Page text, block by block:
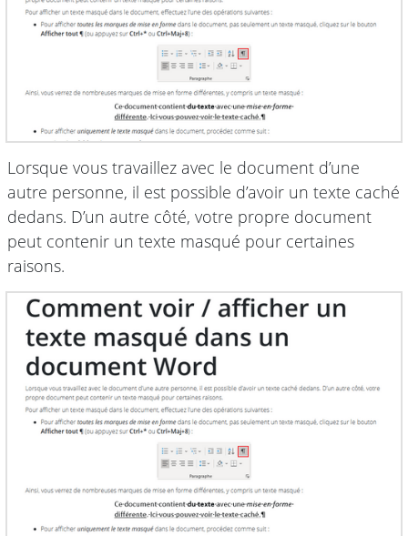
Lorsque vous travaillez avec le document d’une
autre personne, il est possible d’avoir un texte caché
dedans. D’un autre côté, votre propre document
peut contenir un texte masqué pour certaines
raisons.